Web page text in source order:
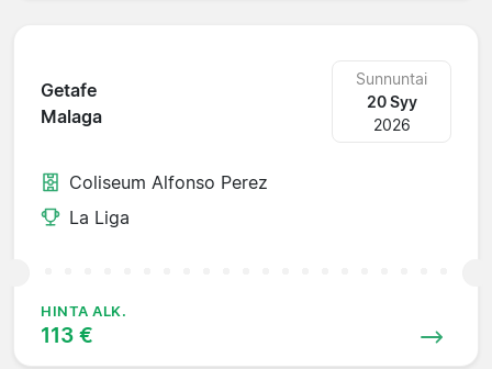
Getafe
Malaga
Sunnuntai
20 Syy
2026
Coliseum Alfonso Perez
La Liga
HINTA ALK.
113 €